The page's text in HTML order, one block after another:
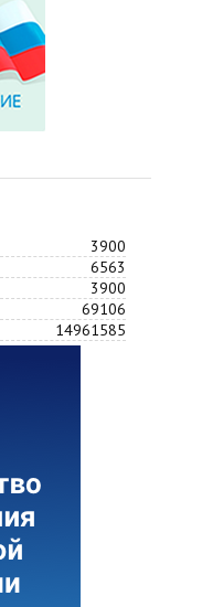
3900
6563
3900
69106
14961585